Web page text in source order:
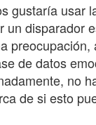
gustaría usar
un disparador
preocupación,
de datos
no
de si esto